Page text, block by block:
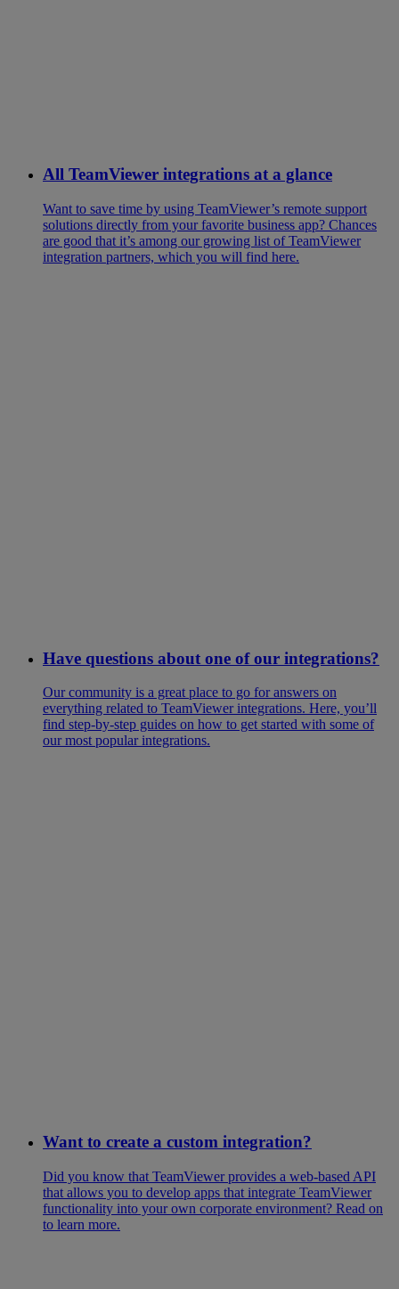
All TeamViewer integrations at a glance
Want to save time by using TeamViewer’s remote support
solutions directly from your favorite business app? Chances
are good that it’s among our growing list of TeamViewer
integration partners, which you will find here.
Have questions about one of our integrations?
Our community is a great place to go for answers on
everything related to TeamViewer integrations. Here, you’ll
find step-by-step guides on how to get started with some of
our most popular integrations.
Want to create a custom integration?
Did you know that TeamViewer provides a web-based API
that allows you to develop apps that integrate TeamViewer
functionality into your own corporate environment? Read on
to learn more.